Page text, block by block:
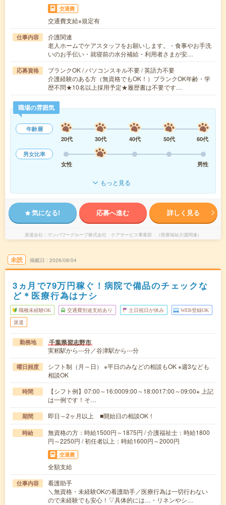
交通費
交通費支給※規定有
仕事内容
介護関連
老人ホームでケアスタッフをお願いします。・食事やお手洗
いのお手伝い・就寝前の水分補給・利用者さまが安…
応募資格
ブランクOK / パソコンスキル不要 / 英語力不要
介護経験のある方（無資格でもOK！）ブランクOK年齢・学
歴不問★10名以上採用予定★履歴書は不要です…
職場の雰囲気
年齢層
20代
30代 40代 50代
60代
男女比率
女性
男性
もっと見る
気になる! 応募へ進む 詳しく見る
派遣会社 マンパワーグループ株式会社 ケアサービス事業部 （医療福祉介護関連）
未読 掲載日 2026/08/04
3ヵ月で79万円稼ぐ！病院で備品のチェックな
ど＊医療行為はナシ
職種未経験OK 交通費別途支給あり 土日祝日が休み WEB登録OK
派遣
勤務地 千葉県習志野市
実籾駅から---分／谷津駅から---分
曜日頻度
シフト制（月～日） ※平日のみなどの相談もOK ※週3なども
相談OK
時間
【シフト例】07:00～16:0009:00～18:0017:00～09:00※ 上記
は一例です！そ…
期間 即日～2ヶ月以上 ■開始日の相談OK！
時給
無資格の方：時給1500円～1875円 / 介護福祉士：時給1800
円～2250円 / 初任者以上：時給1600円～2000円
交通費
全額支給
仕事内容
看護助手
＼無資格・未経験OKの看護助手／医療行為は一切行わない
ので未経験でも安心！▽具体的には…・リネンやシ…